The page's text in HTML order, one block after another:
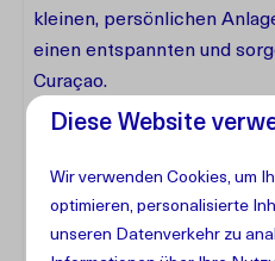
kleinen, persönlichen
einen entspannten und
Curaçao.
Einrichtungen
Diese Website
Wir verwenden Cookies, um
optimieren, personalisierte
unseren Datenverkehr zu